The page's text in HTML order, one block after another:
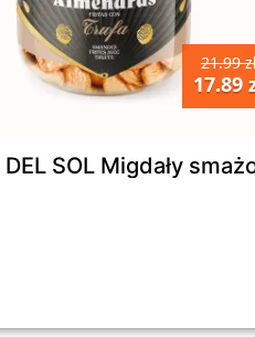
21.99
17.89
DEL SOL Migdały